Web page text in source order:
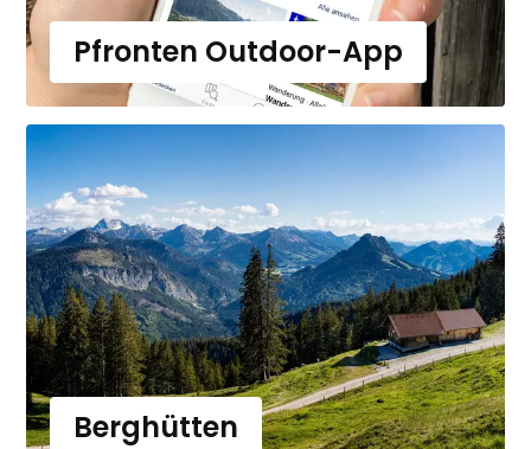
Pfronten Outdoor-App
Berghütten